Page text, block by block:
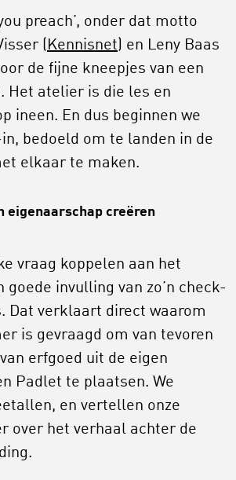
preach’, onder dat motto
( Kennisnet) en Leny Baas
de fijne kneepjes van een
Het atelier is die les en
ineen. En dus beginnen we
bedoeld om te landen in de
elkaar te maken.
eigenaarschap creëren
vraag koppelen aan het
goede invulling van zo’n check-
Dat verklaart direct waarom
is gevraagd om van tevoren
erfgoed uit de eigen
Padlet te plaatsen. We
en vertellen onze
over het verhaal achter de